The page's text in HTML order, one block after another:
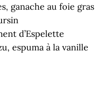
ganache au foie gras
d’Espelette
espuma à la vanille